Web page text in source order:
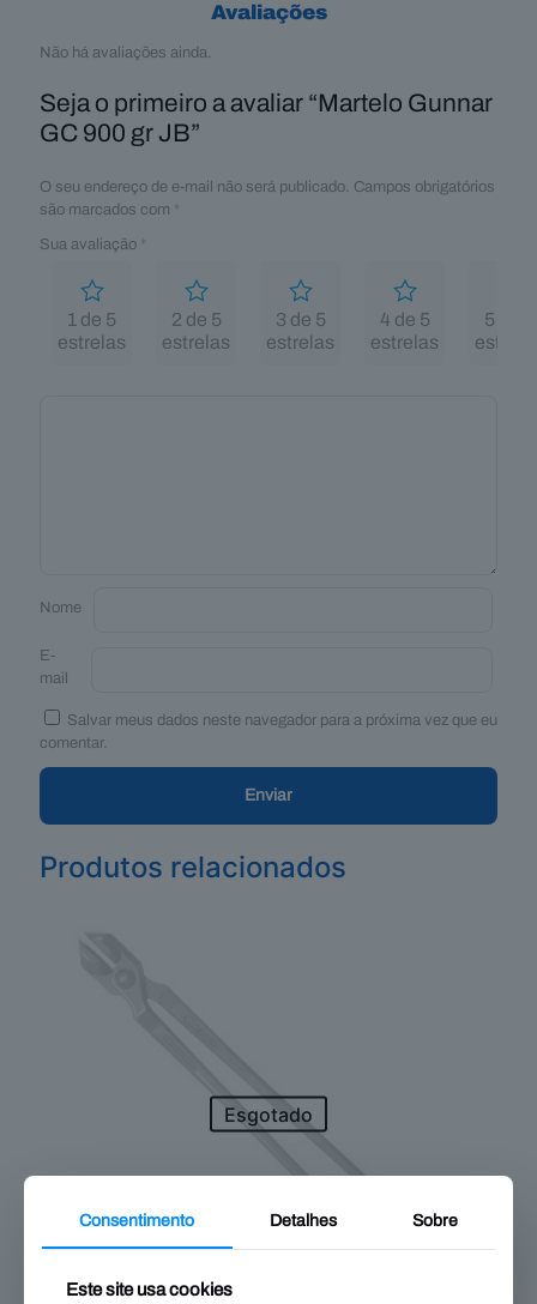
Avaliações
Não há avaliações ainda.
Seja o primeiro a avaliar “Martelo Gunnar
GC 900 gr JB”
O seu endereço de e-mail não será publicado. Campos obrigatórios
são marcados com *
Sua avaliação *
1 de 5
estrelas
2 de 5
estrelas
3 de 5
estrelas
4 de 5
estrelas
5 de 5
Nome
E-
mail
Salvar meus dados neste navegador para a próxima vez que eu
comentar.
Produtos relacionados
Esgotado
Consentimento Detalhes Sobre
Este site usa cookies